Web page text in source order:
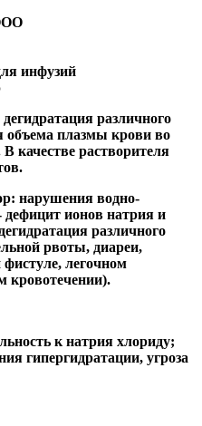
инфузий
различного
объема плазмы крови во
качестве растворителя
нарушения водно-
дефицит ионов натрия и
различного
рвоты, диареи,
легочном
кровотечении).
к натрия хлориду;
гипергидратации, угроза